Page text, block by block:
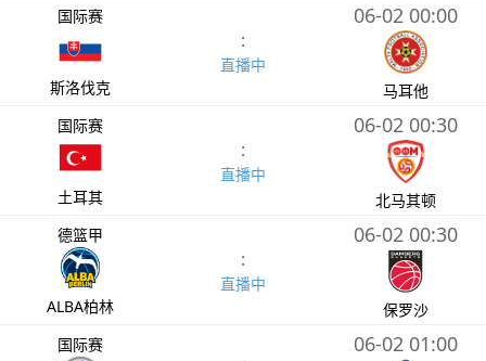
国际赛
斯洛伐克
:
直播中
06-02 00:00
马耳他
国际赛
土耳其
:
直播中
06-02 00:30
北马其顿
德篮甲
ALBA柏林
:
直播中
06-02 00:30
保罗沙
国际赛
06-02 01:00